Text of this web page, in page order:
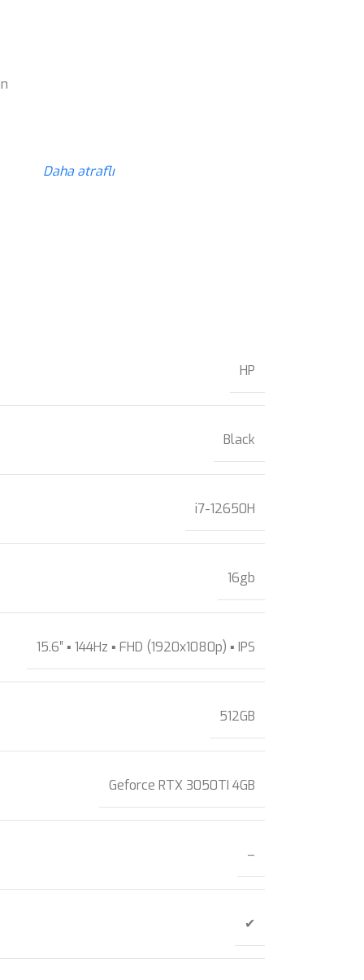
Daha ətraflı
HP
Black
i7-12650H
16gb
15.6″ ▪ 144Hz ▪ FHD (1920x1080p) ▪ IPS
512GB
Geforce RTX 3050TI 4GB
–
✔